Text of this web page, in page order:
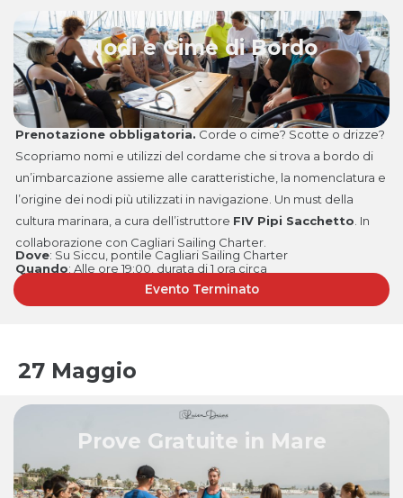
Nodi e Cime di Bordo
Prenotazione obbligatoria. Corde o cime? Scotte o drizze?
Scopriamo nomi e utilizzi del cordame che si trova a bordo di
un’imbarcazione assieme alle caratteristiche, la nomenclatura e
l’origine dei nodi più utilizzati in navigazione. Un must della
cultura marinara, a cura dell’istruttore FIV Pipi Sacchetto . In
collaborazione con Cagliari Sailing Charter.
Dove: Su Siccu, pontile Cagliari Sailing Charter
Quando: Alle ore 19:00, durata di 1 ora circa
Evento Terminato
27 Maggio
Prove Gratuite in Mare